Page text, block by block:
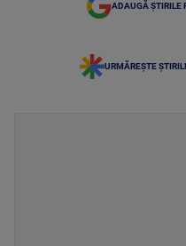
ADAUGĂ ȘTIRILE
URMĂREȘTE